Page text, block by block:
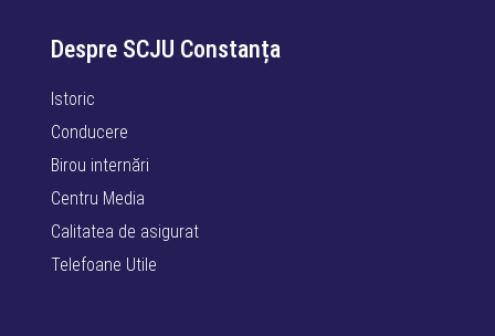
Despre SCJU Constanța
Istoric
Conducere
Birou internări
Centru Media
Calitatea de asigurat
Telefoane Utile